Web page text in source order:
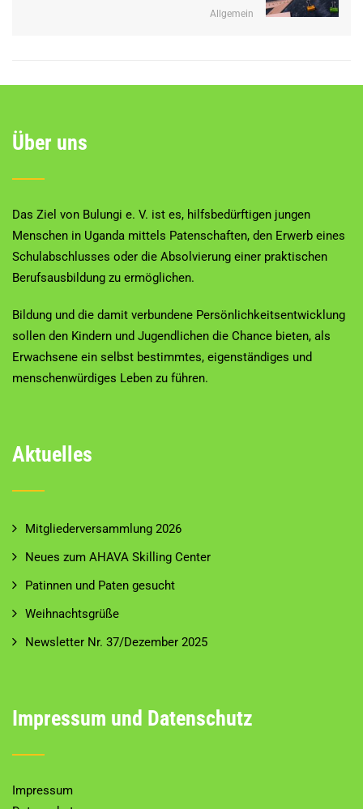
Allgemein
Über uns
Das Ziel von Bulungi e. V. ist es, hilfsbedürftigen jungen
Menschen in Uganda mittels Patenschaften, den Erwerb eines
Schulabschlusses oder die Absolvierung einer praktischen
Berufsausbildung zu ermöglichen.
Bildung und die damit verbundene Persönlichkeitsentwicklung
sollen den Kindern und Jugendlichen die Chance bieten, als
Erwachsene ein selbst bestimmtes, eigenständiges und
menschenwürdiges Leben zu führen.
Aktuelles
Mitgliederversammlung 2026
Neues zum AHAVA Skilling Center
Patinnen und Paten gesucht
Weihnachtsgrüße
Newsletter Nr. 37/Dezember 2025
Impressum und Datenschutz
Impressum